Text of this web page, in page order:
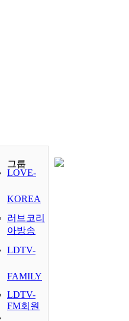
LOVE-
KOREA
러브코리
아방송
LDTV-
FAMILY
LDTV-
FM회원
그룹